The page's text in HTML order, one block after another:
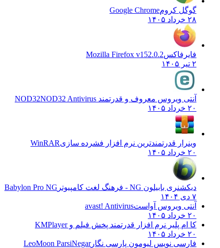
گوگل کرومGoogle Chrome
۲۸ خرداد ۱۴۰۵
فایرفاکسMozilla Firefox v152.0.2
آنتی ویروس معروف و قدرتمند NOD32NOD32 Antivirus
۲۰ خرداد ۱۴۰۵
وینرار قدرتمندترین نرم افزار فشرده سازیWinRAR
۲۰ خرداد ۱۴۰۵
دیکشنری بابیلون NG - فرهنگ لغت کامپیوتر
Babylon Pro NG
آنتی ویروس آواستavast! Antivirus
۲۰ خرداد ۱۴۰۵
کا ام پلیر نرم افزار قدرتمند پخش فیلم وKMPlayer
۲۰ خرداد ۱۴۰۵
فارسی نویس لیومون پارسی نگارLeoMoon ParsiNegar